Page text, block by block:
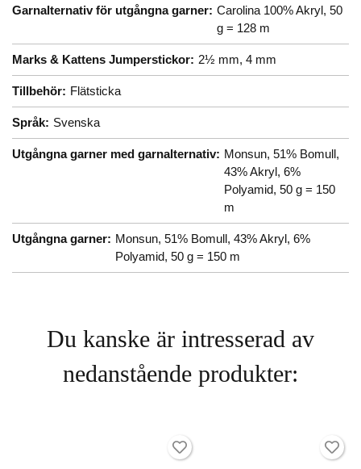
Garnalternativ för utgångna garner: Carolina 100% Akryl, 50
g = 128 m
Marks & Kattens Jumperstickor: 2½ mm, 4 mm
Tillbehör: Flätsticka
Språk: Svenska
Utgångna garner med garnalternativ: Monsun, 51% Bomull,
43% Akryl, 6%
Polyamid, 50 g = 150
m
Utgångna garner: Monsun, 51% Bomull, 43% Akryl, 6%
Polyamid, 50 g = 150 m
Du kanske är intresserad av
nedanstående produkter: